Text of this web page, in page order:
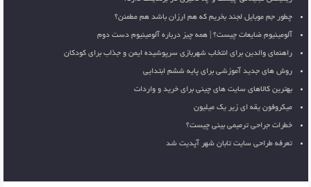
چطور جم موبایل لجند بخریم که هم ارزان باشد هم مطمئن؟
آلومینیوم ضایعات چیست؟ | همه چیز درباره آلومینیوم دست دوم
راهنمای والدین برای انتخاب شهربازی سرپوشیده ایمن و جذاب برای کودکان
روش های جدید آموزشی برای پایه ششم ابتدایی
بهترین کالاهای سایت های چینی برای خرید و واردات
میکروفون یقه ای زیر یک میلیون
خطرات جراحی ترمیمی بینی چیست؟
تعرفه طراحی سایت تابان شهر آپدیت شد